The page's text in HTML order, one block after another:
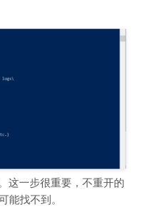
这一步很重要，不重开的
能找不到。